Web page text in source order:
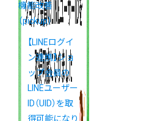
機能改善
（pickup）
【LINEログイ
ン連携】ショ
ップ会員の
LINEユーザー
ID（UID）を取
得可能になり